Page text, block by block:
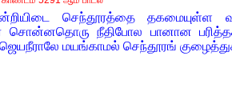
செந்தூரத்தை தகமையுள்ள
நீதிபோல பானான
மயங்காமல் செந்தூரங்